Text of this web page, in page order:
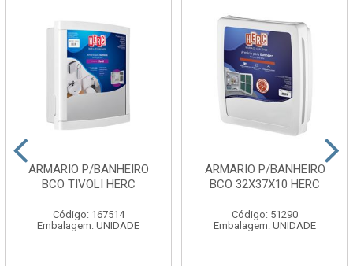
ARMARIO P/BANHEIRO
BCO TIVOLI HERC
Código: 167514
Embalagem: UNIDADE
ARMARIO P/BANHEIRO
BCO 32X37X10 HERC
Código: 51290
Embalagem: UNIDADE